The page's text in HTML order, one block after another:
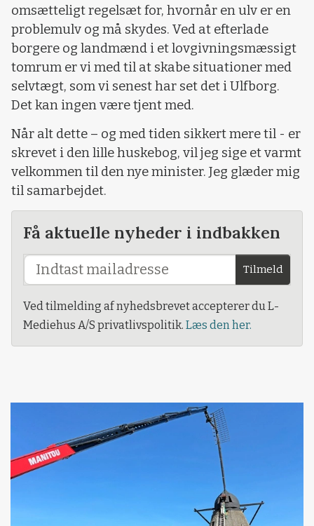
omsætteligt regelsæt for, hvornår en ulv er en
problemulv og må skydes. Ved at efterlade
borgere og landmænd i et lovgivningsmæssigt
tomrum er vi med til at skabe situationer med
selvtægt, som vi senest har set det i Ulfborg.
Det kan ingen være tjent med.
Når alt dette – og med tiden sikkert mere til - er
skrevet i den lille huskebog, vil jeg sige et varmt
velkommen til den nye minister. Jeg glæder mig
til samarbejdet.
Få aktuelle nyheder i indbakken
Tilmeld
Ved tilmelding af nyhedsbrevet accepterer du L-
Mediehus A/S privatlivspolitik. Læs den her.